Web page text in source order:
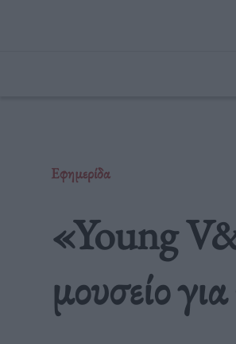
Εφημερίδα
«Young
μουσείο